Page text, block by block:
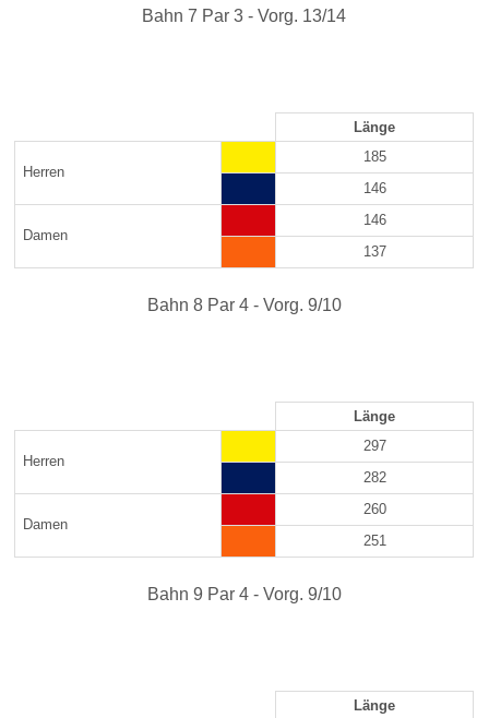
Bahn 7 Par 3 - Vorg. 13/14
Länge
Herren
185
146
Damen
146
137
Bahn 8 Par 4 - Vorg. 9/10
Länge
Herren
297
282
Damen
260
251
Bahn 9 Par 4 - Vorg. 9/10
Länge